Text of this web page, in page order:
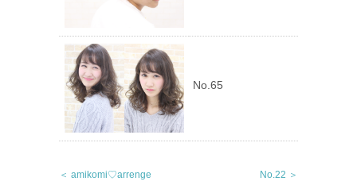
No.65
＜ amikomi♡arrenge No.22 ＞